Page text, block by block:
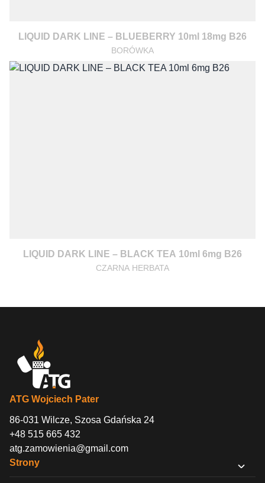
LIQUID DARK LINE – BLUEBERRY 10ml 18mg B26
BORÓWKA
LIQUID DARK LINE – BLACK TEA 10ml 6mg B26
CZARNA HERBATA
ATG Wojciech Pater
86-031 Wilcze, Szosa Gdańska 24
+48 515 665 432
atg.zamowienia@gmail.com
Strony